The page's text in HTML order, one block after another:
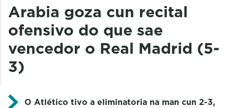
Arabia goza cun recital
ofensivo do que sae
vencedor o Real Madrid (5-
3)
O Atlético tivo a eliminatoria na man cun 2-3,